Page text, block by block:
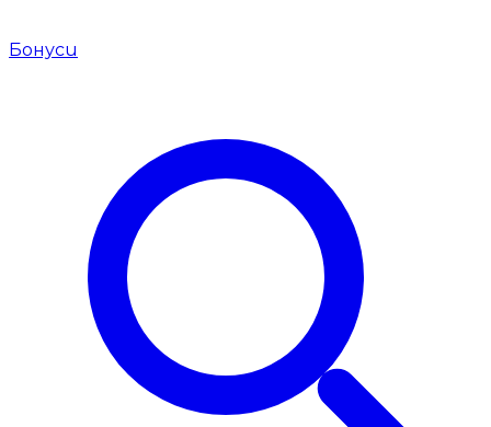
Бонуси